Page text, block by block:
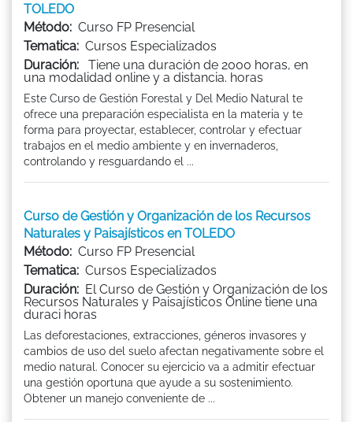
TOLEDO
Método: Curso FP Presencial
Tematica: Cursos Especializados
Duración:
Tiene una duración de 2000 horas, en
una modalidad online y a distancia. horas
Este Curso de Gestión Forestal y Del Medio Natural te
ofrece una preparación especialista en la materia y te
forma para proyectar, establecer, controlar y efectuar
trabajos en el medio ambiente y en invernaderos,
controlando y resguardando el ...
Curso de Gestión y Organización de los Recursos
Naturales y Paisajísticos en TOLEDO
Método: Curso FP Presencial
Tematica: Cursos Especializados
Duración: El Curso de Gestión y Organización de los
Recursos Naturales y Paisajísticos Online tiene una
duraci horas
Las deforestaciones, extracciones, géneros invasores y
cambios de uso del suelo afectan negativamente sobre el
medio natural. Conocer su ejercicio va a admitir efectuar
una gestión oportuna que ayude a su sostenimiento.
Obtener un manejo conveniente de ...